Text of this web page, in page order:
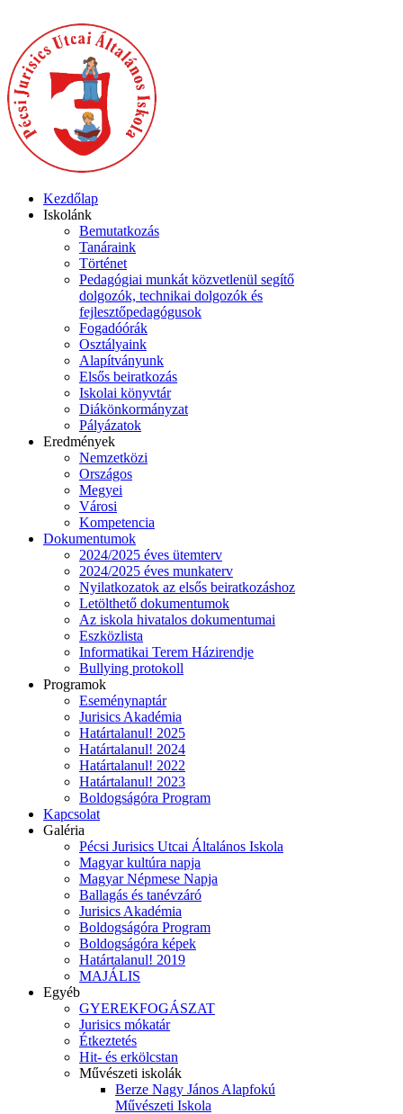
Kezdőlap
Iskolánk
Bemutatkozás
Tanáraink
Történet
Pedagógiai munkát közvetlenül segítő
dolgozók, technikai dolgozók és
fejlesztőpedagógusok
Fogadóórák
Osztályaink
Alapítványunk
Elsős beiratkozás
Iskolai könyvtár
Diákönkormányzat
Pályázatok
Eredmények
Nemzetközi
Országos
Megyei
Városi
Kompetencia
Dokumentumok
2024/2025 éves ütemterv
2024/2025 éves munkaterv
Nyilatkozatok az elsős beiratkozáshoz
Letölthető dokumentumok
Az iskola hivatalos dokumentumai
Eszközlista
Informatikai Terem Házirendje
Bullying protokoll
Programok
Eseménynaptár
Jurisics Akadémia
Határtalanul! 2025
Határtalanul! 2024
Határtalanul! 2022
Határtalanul! 2023
Boldogságóra Program
Kapcsolat
Galéria
Pécsi Jurisics Utcai Általános Iskola
Magyar kultúra napja
Magyar Népmese Napja
Ballagás és tanévzáró
Jurisics Akadémia
Boldogságóra Program
Boldogságóra képek
Határtalanul! 2019
MAJÁLIS
Egyéb
GYEREKFOGÁSZAT
Jurisics mókatár
Étkeztetés
Hit- és erkölcstan
Művészeti iskolák
Berze Nagy János Alapfokú
Művészeti Iskola